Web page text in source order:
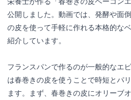
公開しました。動画では、発酵や面
の皮を使って手軽に作れる本格的な
紹介しています。
フランスパンで作るのが一般的なエ
は春巻きの皮を使うことで時短とパ
ます。まず、春巻きの皮にオリーブ